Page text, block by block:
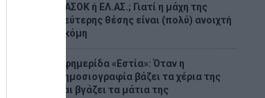
ΠΑΣΟΚ ή ΕΛ.ΑΣ.; Γιατί η μάχη της
δεύτερης θέσης είναι (πολύ) ανοιχτή
ακόμη
Εφημερίδα «Εστία»: Όταν η
δημοσιογραφία βάζει τα χέρια της
και βγάζει τα μάτια της